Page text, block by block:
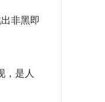
非黑即
，是人